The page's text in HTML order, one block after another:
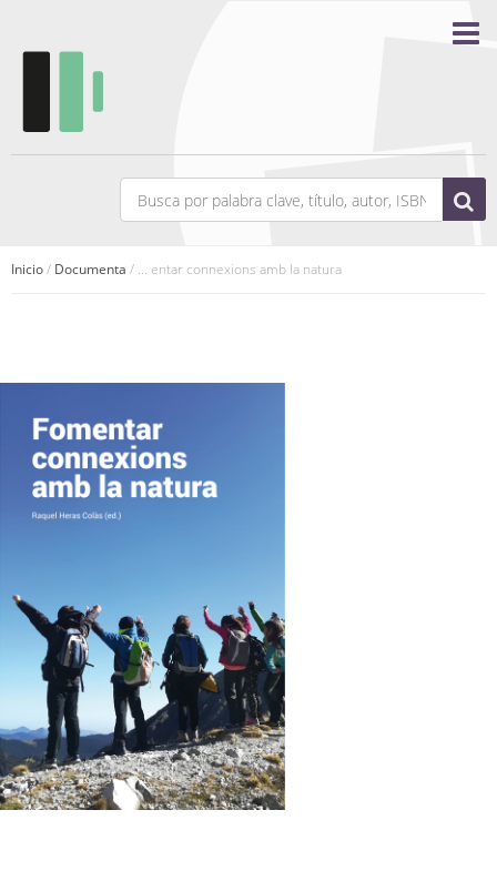
Inicio/ Documenta / ... entar connexions amb la natura